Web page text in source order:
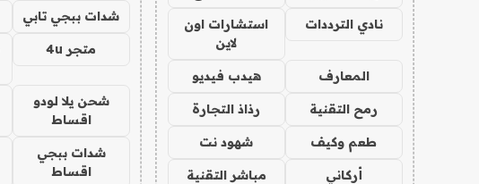
نادي الترددات
استشارات اون
لاين
المعارف هيدب فيديو
رمح التقنية رذاذ التجارة
طعم وكيف شهود نت
أركاني مباشر التقنية
شدات ببجي تابي
متجر 4u
شحن يلا لودو
اقساط
شدات ببجي
اقساط